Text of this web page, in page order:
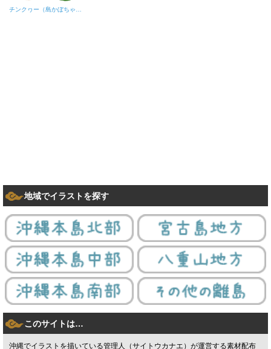
地域でイラストを探す
このサイトは…
沖縄でイラストを描いている管理人（サイトウカナエ）が運営する素材配布